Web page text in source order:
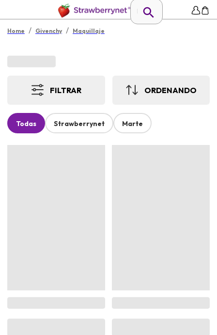
Home / Givenchy / Maquillaje
FILTRAR ORDENANDO
Todas Strawberrynet Marte